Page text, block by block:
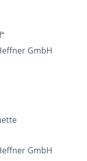
GmbH
GmbH